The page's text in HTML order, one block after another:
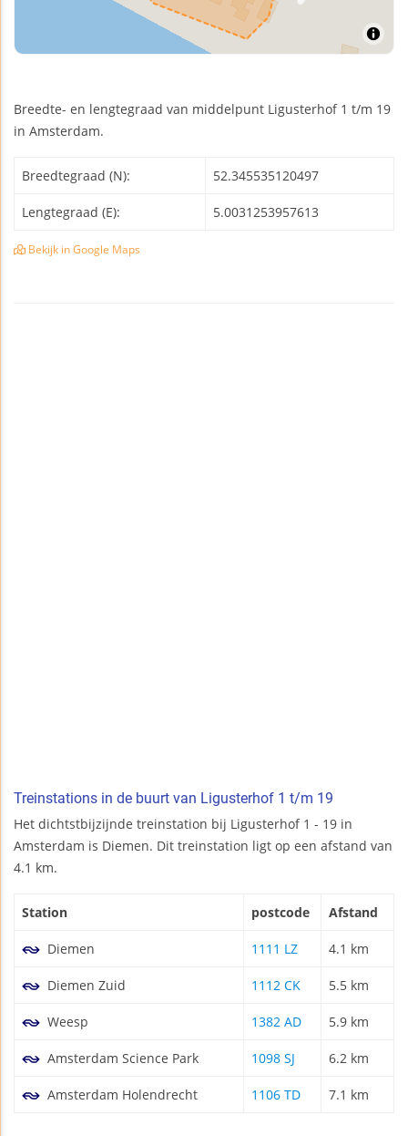
Breedte- en lengtegraad van middelpunt Ligusterhof 1 t/m 19
in Amsterdam.
Breedtegraad (N): 52.345535120497
Lengtegraad (E): 5.0031253957613
Bekijk in Google Maps
Treinstations in de buurt van Ligusterhof 1 t/m 19
Het dichtstbijzijnde treinstation bij Ligusterhof 1 - 19 in
Amsterdam is Diemen. Dit treinstation ligt op een afstand van
4.1 km.
Station postcode Afstand
Diemen 1111 LZ 4.1 km
Diemen Zuid 1112 CK 5.5 km
Weesp 1382 AD 5.9 km
Amsterdam Science Park 1098 SJ 6.2 km
Amsterdam Holendrecht 1106 TD 7.1 km